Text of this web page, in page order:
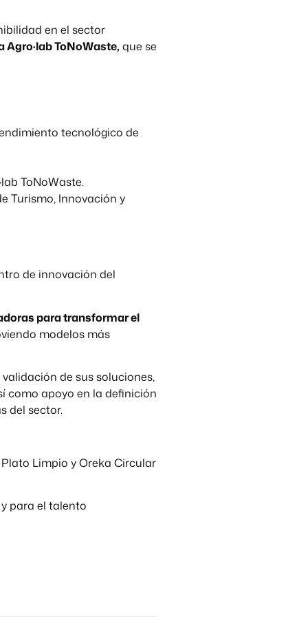
en el sector
ToNoWaste, que se
tecnológico de
ToNoWaste.
Turismo, Innovación y
de innovación del
para transformar el
modelos más
de sus soluciones,
como apoyo en la definición
del sector.
Limpio y Oreka Circular
para el talento